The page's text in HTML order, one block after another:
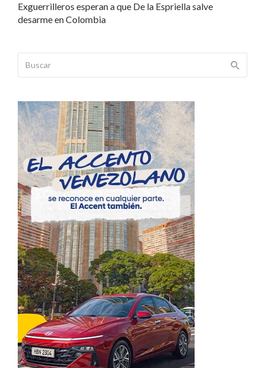
Exguerrilleros esperan a que De la Espriella salve
desarme en Colombia